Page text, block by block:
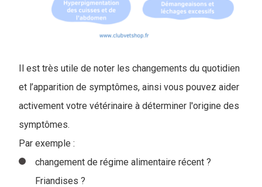
Il est très utile de noter les changements du quotidien
et l’apparition de symptômes, ainsi vous pouvez aider
activement votre vétérinaire à déterminer l'origine des
symptômes.
Par exemple :
changement de régime alimentaire récent ?
Friandises ?